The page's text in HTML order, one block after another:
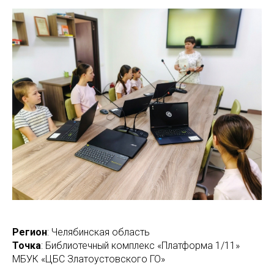
Регион: Челябинская область
Точка: Библиотечный комплекс «Платформа 1/11»
МБУК «ЦБС Златоустовского ГО»